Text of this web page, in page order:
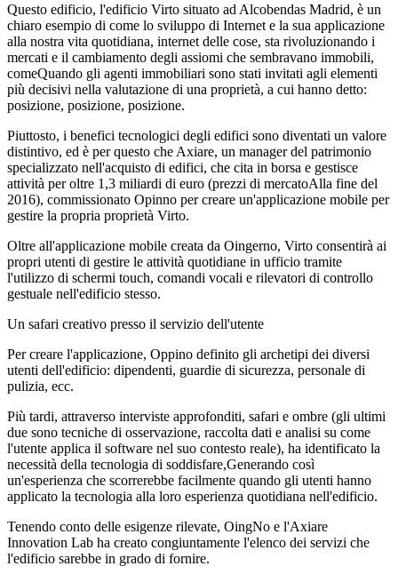
Questo edificio, l'edificio Virto situato ad Alcobendas Madrid, è un
chiaro esempio di come lo sviluppo di Internet e la sua applicazione
alla nostra vita quotidiana, internet delle cose, sta rivoluzionando i
mercati e il cambiamento degli assiomi che sembravano immobili,
comeQuando gli agenti immobiliari sono stati invitati agli elementi
più decisivi nella valutazione di una proprietà, a cui hanno detto:
posizione, posizione, posizione.
Piuttosto, i benefici tecnologici degli edifici sono diventati un valore
distintivo, ed è per questo che Axiare, un manager del patrimonio
specializzato nell'acquisto di edifici, che cita in borsa e gestisce
attività per oltre 1,3 miliardi di euro (prezzi di mercatoAlla fine del
2016), commissionato Opinno per creare un'applicazione mobile per
gestire la propria proprietà Virto.
Oltre all'applicazione mobile creata da Oingerno, Virto consentirà ai
propri utenti di gestire le attività quotidiane in ufficio tramite
l'utilizzo di schermi touch, comandi vocali e rilevatori di controllo
gestuale nell'edificio stesso.
Un safari creativo presso il servizio dell'utente
Per creare l'applicazione, Oppino definito gli archetipi dei diversi
utenti dell'edificio: dipendenti, guardie di sicurezza, personale di
pulizia, ecc.
Più tardi, attraverso interviste approfonditi, safari e ombre (gli ultimi
due sono tecniche di osservazione, raccolta dati e analisi su come
l'utente applica il software nel suo contesto reale), ha identificato la
necessità della tecnologia di soddisfare,Generando così
un'esperienza che scorrerebbe facilmente quando gli utenti hanno
applicato la tecnologia alla loro esperienza quotidiana nell'edificio.
Tenendo conto delle esigenze rilevate, OingNo e l'Axiare
Innovation Lab ha creato congiuntamente l'elenco dei servizi che
l'edificio sarebbe in grado di fornire.